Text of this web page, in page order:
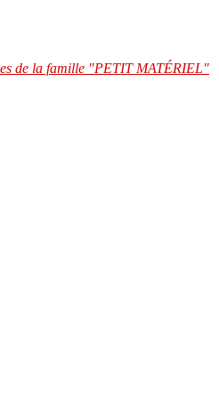
de la famille "PETIT MATÉRIEL"